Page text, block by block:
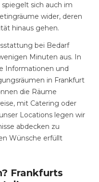
sich auch im
wider, deren
hinaus gehen.
bei Bedarf
Minuten aus. In
Informationen und
in Frankfurt
die Räume
mit Catering oder
Locations legen wir
abdecken zu
Wünsche erfüllt
Frankfurts